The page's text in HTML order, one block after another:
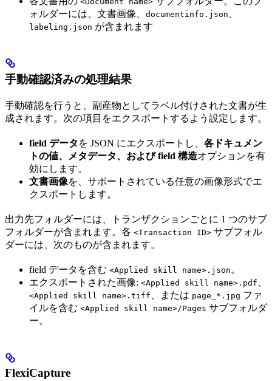
ォルダーには、文書画像、 documentinfo.json
labeling.json が含まれます
手動確認済みの処理結果
手動確認を行うと、副産物としてラベル付けされた文書が生
成されます。次の項目をエクスポートするよう設定します。
field データ を JSON にエクスポートし、 各ドキュメン
トの値、メタデータ、および field 構造オプションを有
効にします。
文書画像を、サポートされている任意の画像形式でエ
クスポートします。
出力先フォルダーには、トランザクションごとに 1 つのサブ
フォルダーが含まれます。各 <Transaction ID> サブフォル
ダーには、次のものが含まれます。
field データを含む <Applied skill name>.json 。
エクスポートされた画像: <Applied skill name>.pdf
<Applied skill name>.tiff 、または page_*.jpg ファ
イルを含む <Applied skill name>/Pages サブフォルダ
ー。
FlexiCapture